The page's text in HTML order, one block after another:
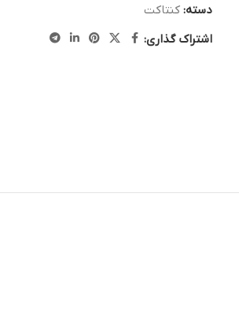
دسته: کنتاکت
اشتراک گذاری: